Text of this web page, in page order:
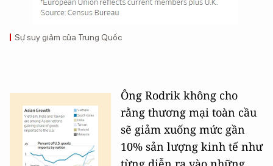
Sự suy giảm của Trung Quốc
Ông Rodrik không cho
rằng thương mại toàn cầu
sẽ giảm xuống mức gần
10% sản lượng kinh tế như